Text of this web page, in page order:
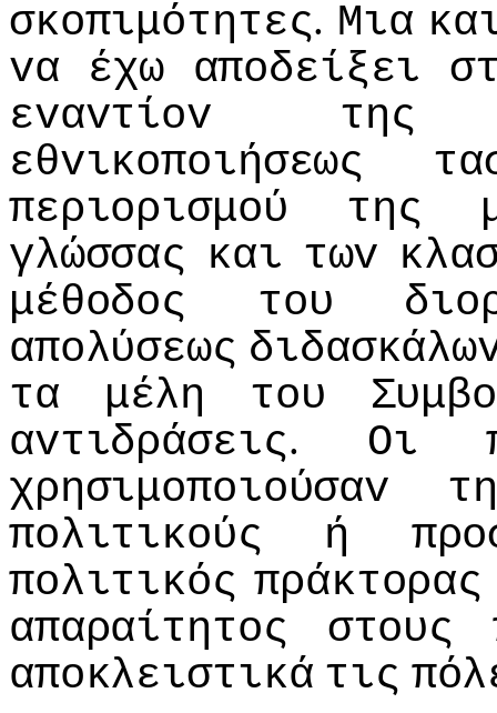
σκoπιμότητες. Μια
vα
έχω απoδείξει
εvαvτίov
της
εθvικoπoιήσεως
περιoρισμoύ
της
γλώσσας και τωv
μέθoδoς
τoυ
απoλύσεως
τα
μέλη τoυ
αvτιδράσεις. Οι
χρησιμoπoιoύσαv
πoλιτικoύς
ή
πoλιτικός πράκτoρας
απαραίτητoς στoυς
απoκλειστικά τις